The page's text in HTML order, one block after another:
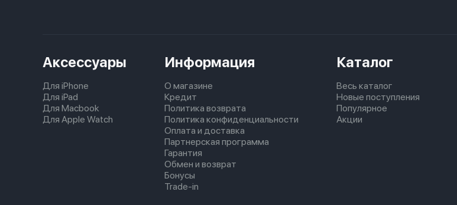
Аксессуары
Для iPhone
Для iPad
Для Macbook
Для Apple Watch
Информация
О магазине
Кредит
Политика возврата
Политика конфиденциальности
Оплата и доставка
Партнерская программа
Гарантия
Обмен и возврат
Бонусы
Trade-in
Каталог
Весь каталог
Новые поступления
Популярное
Акции